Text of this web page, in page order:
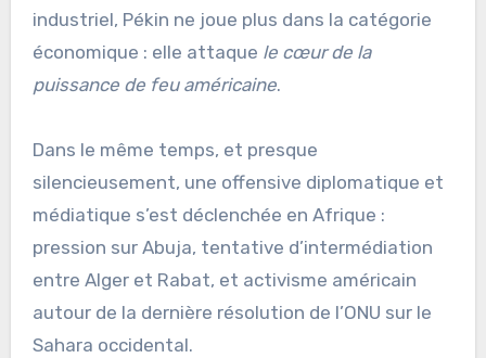
industriel, Pékin ne joue plus dans la catégorie
économique : elle attaque le cœur de la
puissance de feu américaine.
Dans le même temps, et presque
silencieusement, une offensive diplomatique et
médiatique s’est déclenchée en Afrique :
pression sur Abuja, tentative d’intermédiation
entre Alger et Rabat, et activisme américain
autour de la dernière résolution de l’ONU sur le
Sahara occidental.